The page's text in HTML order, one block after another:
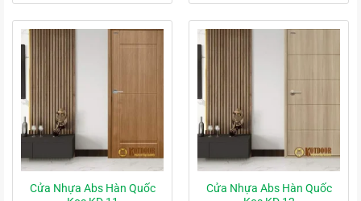
Cửa Nhựa Abs Hàn Quốc
Cửa Nhựa Abs Hàn Quốc